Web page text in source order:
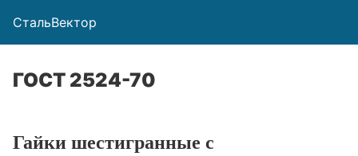
СтальВектор
ГОСТ 2524-70
Гайки шестигранные с